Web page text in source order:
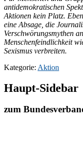
antidemokratischen
Aktionen kein Platz.
eine Absage, die
Verschwörungsmythen
Menschenfeindlichkeit
Sexismus verbreiten.
Kategorie: Aktion
Haupt-Sidebar
zum